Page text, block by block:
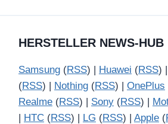
HERSTELLER NEWS-HUB
Samsung (RSS) | Huawei (RSS) |
(RSS) | Nothing (RSS) | OnePlus
Realme (RSS) | Sony (RSS) |
| HTC (RSS) | LG (RSS) | Apple (